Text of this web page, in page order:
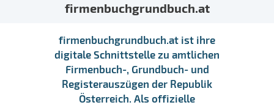
firmenbuchgrundbuch.at
firmenbuchgrundbuch.at ist ihre
digitale Schnittstelle zu amtlichen
Firmenbuch-, Grundbuch- und
Registerauszügen der Republik
Österreich. Als offizielle